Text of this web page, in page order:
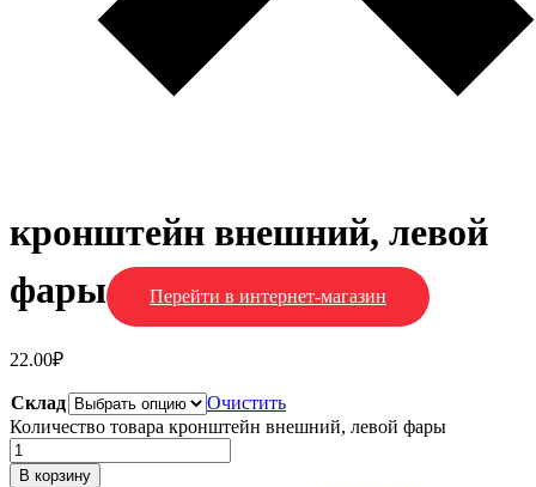
кронштейн внешний, левой
фары
Перейти в интернет-магазин
22.00₽
Склад
Очистить
Количество товара кронштейн внешний, левой фары
В корзину